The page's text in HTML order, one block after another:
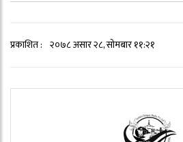
प्रकाशित : २०७८ असार २८, सोमबार ११:२१